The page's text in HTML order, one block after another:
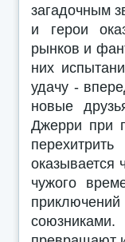
загадочным
и герои
рынков и
них
удачу -
новые
Джерри при
оказывается
чужого